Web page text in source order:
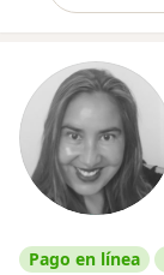
Pago en línea